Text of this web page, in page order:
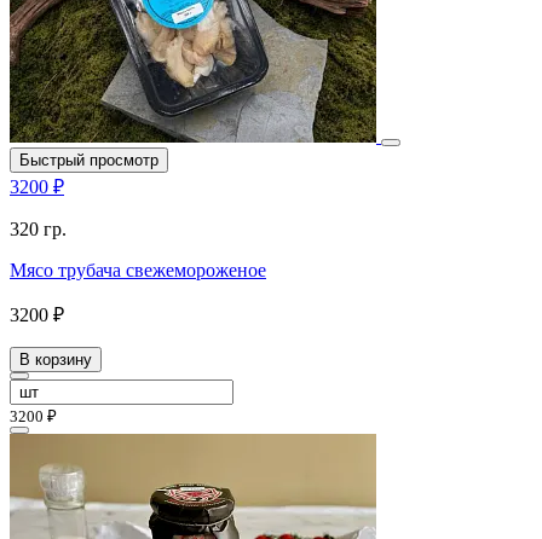
Быстрый просмотр
3200 ₽
320 гр.
Мясо трубача свежемороженое
3200 ₽
В корзину
3200 ₽